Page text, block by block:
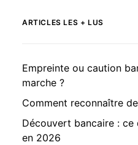
ARTICLES LES + LUS
Empreinte ou caution
marche ?
Comment reconnaître
Découvert bancaire : ce
en 2026